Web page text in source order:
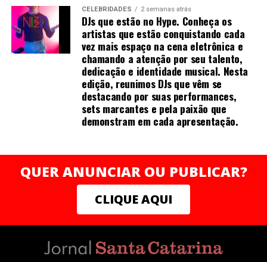
CELEBRIDADES 2 semanas atrás
DJs que estão no Hype. Conheça os
artistas que estão conquistando cada
vez mais espaço na cena eletrônica e
chamando a atenção por seu talento,
dedicação e identidade musical. Nesta
edição, reunimos DJs que vêm se
destacando por suas performances,
sets marcantes e pela paixão que
demonstram em cada apresentação.
QUER ANUNCIAR OU PUBLICAR?
CLIQUE AQUI